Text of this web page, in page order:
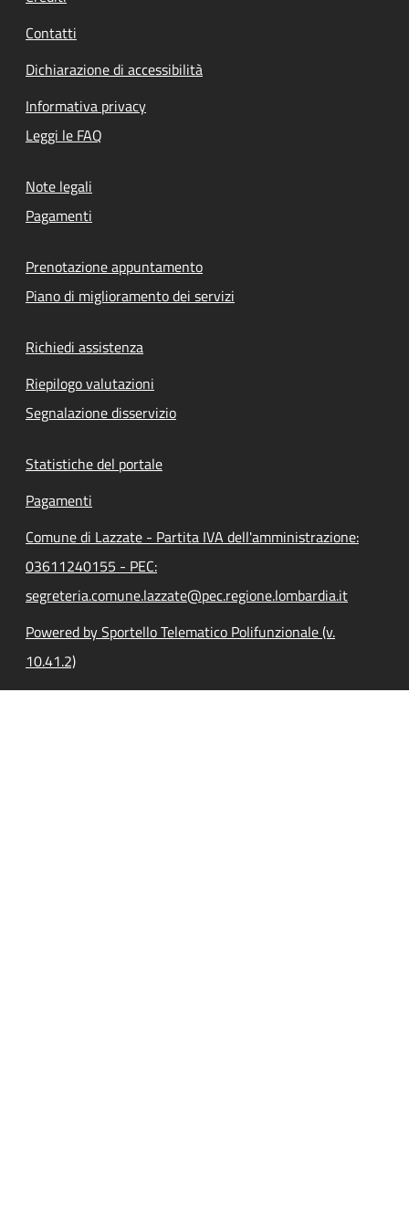
Contatti
Dichiarazione di accessibilità
Informativa privacy
Leggi le FAQ
Note legali
Pagamenti
Prenotazione appuntamento
Piano di miglioramento dei servizi
Richiedi assistenza
Riepilogo valutazioni
Segnalazione disservizio
Statistiche del portale
Pagamenti
Comune di Lazzate - Partita IVA dell'amministrazione:
03611240155 - PEC:
segreteria.comune.lazzate@pec.regione.lombardia.it
Powered by Sportello Telematico Polifunzionale (v.
10.41.2)